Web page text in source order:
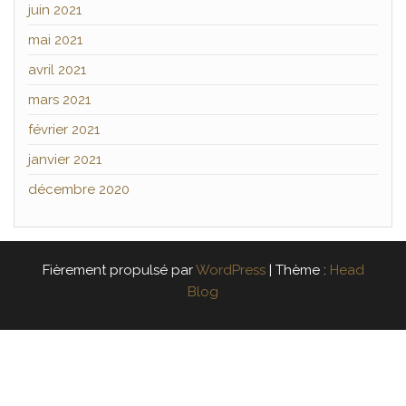
juin 2021
mai 2021
avril 2021
mars 2021
février 2021
janvier 2021
décembre 2020
Fièrement propulsé parWordPress | Thème : Head
Blog